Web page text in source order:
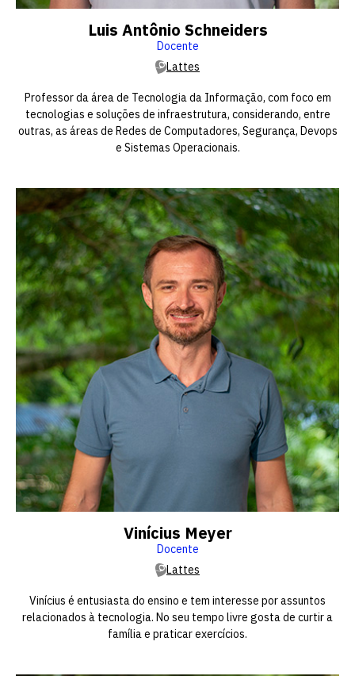
Luis Antônio Schneiders
Docente
Lattes
Professor da área de Tecnologia da Informação, com foco em
tecnologias e soluções de infraestrutura, considerando, entre
outras, as áreas de Redes de Computadores, Segurança, Devops
e Sistemas Operacionais.
Vinícius Meyer
Docente
Lattes
Vinícius é entusiasta do ensino e tem interesse por assuntos
relacionados à tecnologia. No seu tempo livre gosta de curtir a
família e praticar exercícios.